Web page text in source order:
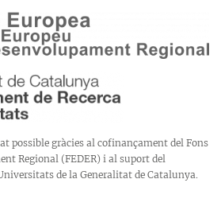
possible gràcies al cofinançament del Fons
Regional (FEDER) i al suport del
de la Generalitat de Catalunya.